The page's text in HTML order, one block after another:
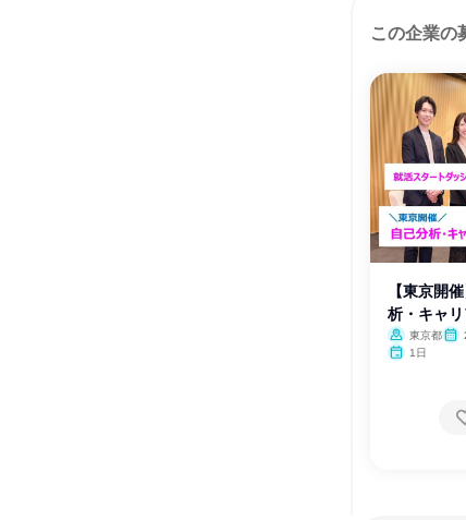
この企業の
【東京開
析・キャ
東京都
1日